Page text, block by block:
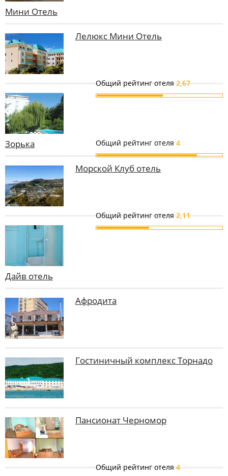
Мини Отель
Лелюкс Мини Отель
Общий рейтинг отеля 2,67
Зорька Общий рейтинг отеля 4
Морской Клуб отель
Общий рейтинг отеля 2,11
Дайв отель
Афродита
Гостиничный комплекс Торнадо
Пансионат Черномор
Общий рейтинг отеля 4